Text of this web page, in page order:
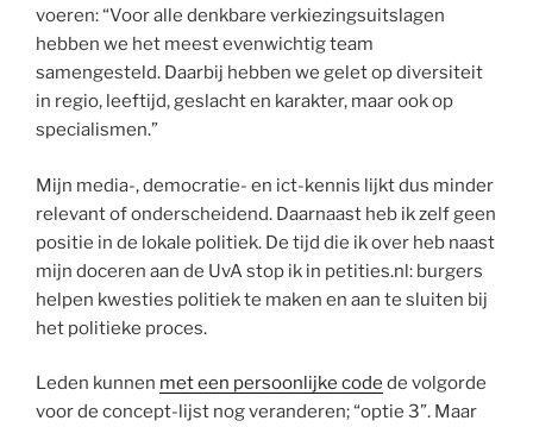
voeren: “Voor alle denkbare verkiezingsuitslagen
hebben we het meest evenwichtig team
samengesteld. Daarbij hebben we gelet op diversiteit
in regio, leeftijd, geslacht en karakter, maar ook op
specialismen.”
Mijn media-, democratie- en ict-kennis lijkt dus minder
relevant of onderscheidend. Daarnaast heb ik zelf geen
positie in de lokale politiek. De tijd die ik over heb naast
mijn doceren aan de UvA stop ik in petities.nl: burgers
helpen kwesties politiek te maken en aan te sluiten bij
het politieke proces.
Leden kunnen met een persoonlijke code de volgorde
voor de concept-lijst nog veranderen; “optie 3”. Maar